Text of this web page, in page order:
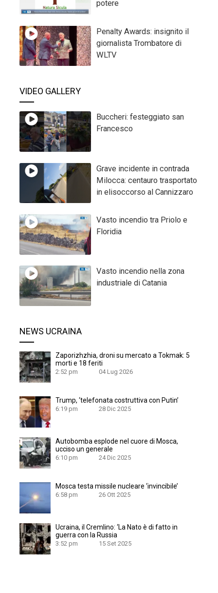
potere
Penalty Awards: insignito il
giornalista Trombatore di
WLTV
VIDEO GALLERY
Buccheri: festeggiato san
Francesco
Grave incidente in contrada
Milocca: centauro trasportato
in elisoccorso al Cannizzaro
Vasto incendio tra Priolo e
Floridia
Vasto incendio nella zona
industriale di Catania
NEWS UCRAINA
Zaporizhzhia, droni su mercato a Tokmak: 5
morti e 18 feriti
2:52 pm 04 Lug 2026
Trump, ‘telefonata costruttiva con Putin’
6:19 pm 28 Dic 2025
Autobomba esplode nel cuore di Mosca,
ucciso un generale
6:10 pm 24 Dic 2025
Mosca testa missile nucleare ‘invincibile’
6:58 pm 26 Ott 2025
Ucraina, il Cremlino: ‘La Nato è di fatto in
guerra con la Russia
3:52 pm 15 Set 2025